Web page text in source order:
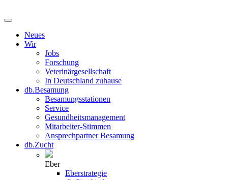
Neues
Wir
Jobs
Forschung
Veterinärgesellschaft
In Deutschland zuhause
db.Besamung
Besamungsstationen
Service
Gesundheitsmanagement
Mitarbeiter-Stimmen
Ansprechpartner Besamung
db.Zucht
Eber
Eberstrategie